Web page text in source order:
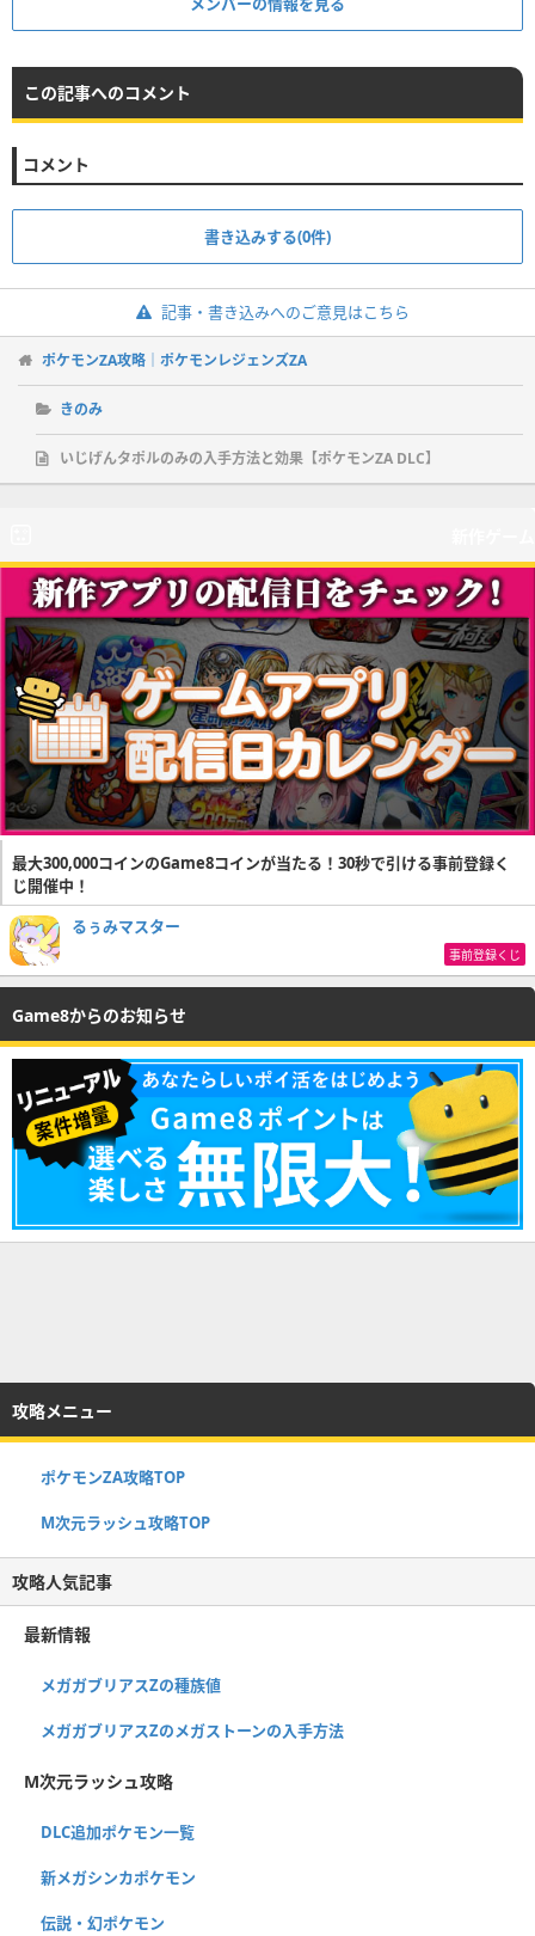
この記事へのコメント
コメント
書き込みする(0件)
記事・書き込みへのご意見はこちら
ポケモンZA攻略｜ポケモンレジェンズZA
きのみ
いじげんタポルのみの入手方法と効果【ポケモンZA DLC】
最大300,000コインのGame8コインが当たる！30秒で引ける事前登録く
じ開催中！
るぅみマスター
事前登録くじ
Game8からのお知らせ
攻略メニュー
ポケモンZA攻略TOP
M次元ラッシュ攻略TOP
攻略人気記事
最新情報
メガガブリアスZの種族値
メガガブリアスZのメガストーンの入手方法
M次元ラッシュ攻略
DLC追加ポケモン一覧
新メガシンカポケモン
伝説・幻ポケモン